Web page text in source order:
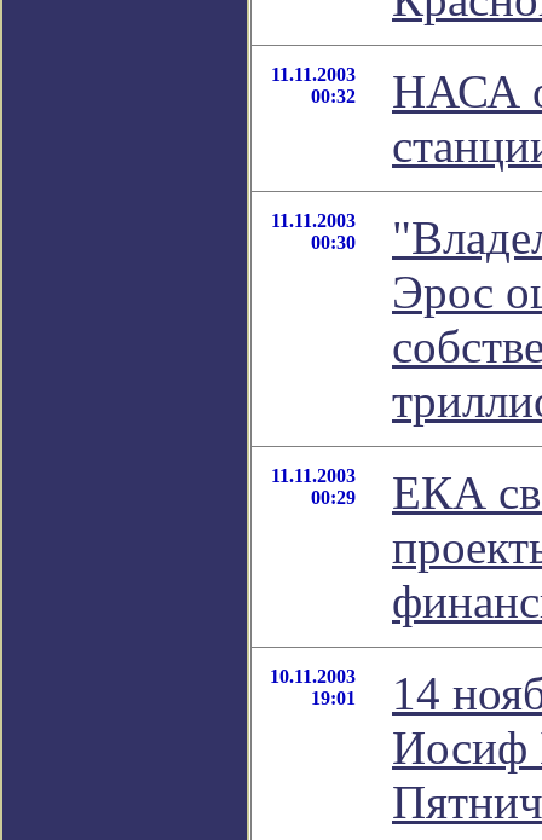
11.11.2003
00:32
НАСА
11.11.2003
00:30
Эрос
11.11.2003
00:29
ЕКА
10.11.2003
19:01
14
Иосиф